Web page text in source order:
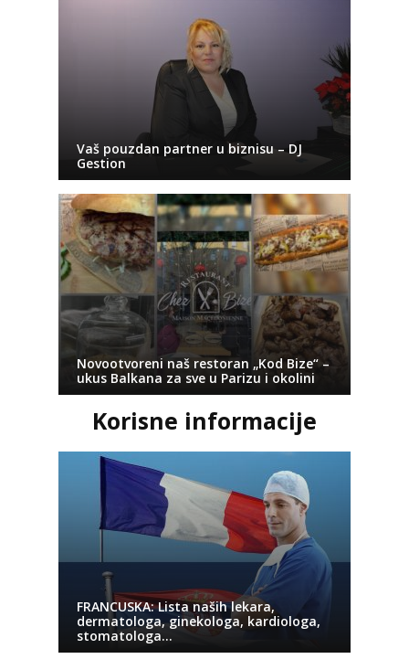
Vaš pouzdan partner u biznisu – DJ
Gestion
Novootvoreni naš restoran „Kod Bize“ –
ukus Balkana za sve u Parizu i okolini
Korisne informacije
FRANCUSKA: Lista naših lekara,
dermatologa, ginekologa, kardiologa,
stomatologa…